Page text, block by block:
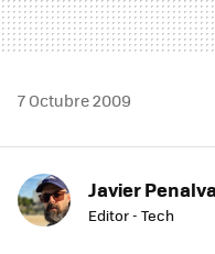
7 Octubre 2009
Javier Penalva
Editor - Tech